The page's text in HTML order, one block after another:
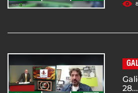
28...